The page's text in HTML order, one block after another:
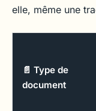
elle, même une
📄 Type de
document